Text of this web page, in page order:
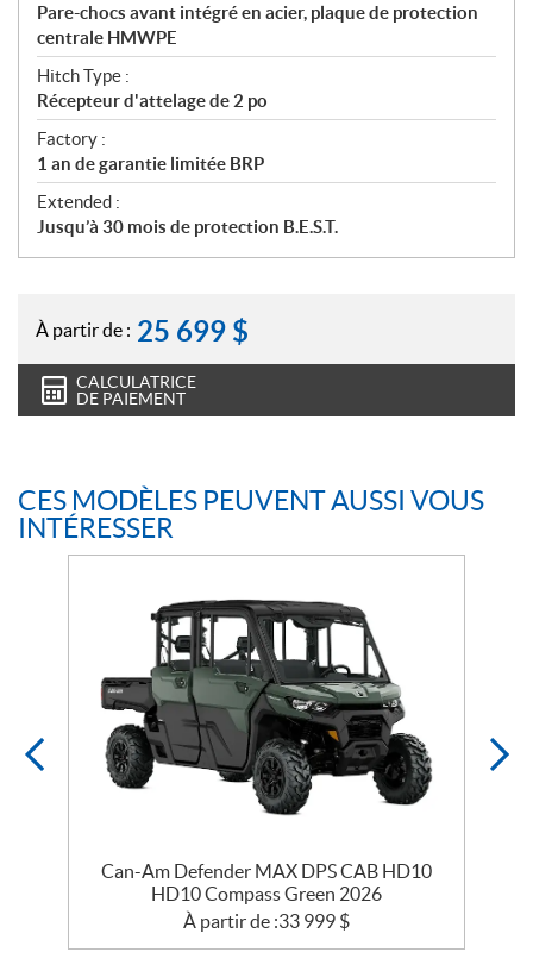
Pare-chocs avant intégré en acier, plaque de protection
centrale HMWPE
Hitch Type :
Récepteur d'attelage de 2 po
Factory :
1 an de garantie limitée BRP
Extended :
Jusqu’à 30 mois de protection B.E.S.T.
À partir de : 25 699 $
CALCULATRICE
DE PAIEMENT
CES MODÈLES PEUVENT AUSSI VOUS
INTÉRESSER
Can-Am Defender MAX DPS CAB HD10
HD10 Compass Green 2026
À partir de :33 999 $